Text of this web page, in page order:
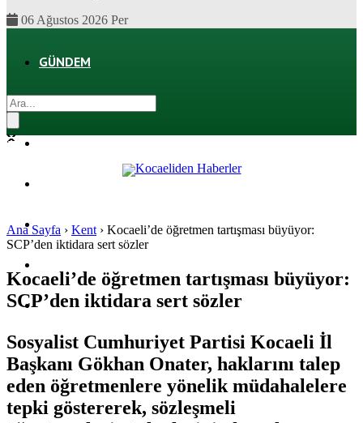
06 Ağustos 2026 Per
GÜNDEM
SPOR
SAĞLIK
Ana Sayfa › Kent › Kocaeli’de öğretmen tartışması büyüyor:
SCP’den iktidara sert sözler
Kocaeli’de öğretmen tartışması büyüyor:
SCP’den iktidara sert sözler
Sosyalist Cumhuriyet Partisi Kocaeli İl
Başkanı Gökhan Onater, haklarını talep
eden öğretmenlere yönelik müdahalelere
tepki göstererek, sözleşmeli